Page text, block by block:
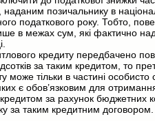
позичальнику в
податкового року. Тобто,
в межах сум, які фактично
кредиту передбачено
за таким кредитом, то
може тільки в частині
є обов’язковим для
за рахунок бюджетних
за таким кредитним договором.